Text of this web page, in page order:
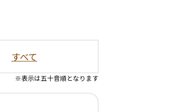
すべて
※表示は五十音順となります